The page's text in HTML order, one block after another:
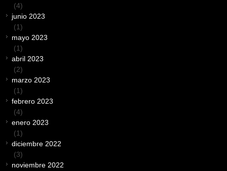
(4)
junio 2023
(1)
mayo 2023
(1)
abril 2023
(2)
marzo 2023
(1)
febrero 2023
(4)
enero 2023
(1)
diciembre 2022
(3)
noviembre 2022